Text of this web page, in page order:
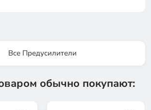
Все Предусилители
обычно покупают: